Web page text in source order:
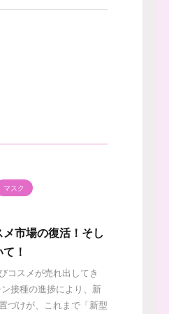
マスク
市場の復活！そし
！
コスメが売れ出してき
接種の進捗により、新
づけが、これまで「新型